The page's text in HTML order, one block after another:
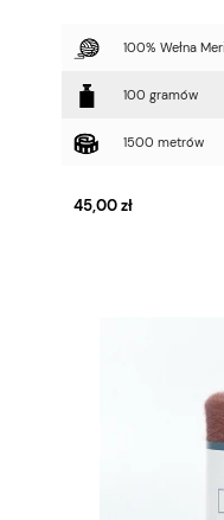
100% Wełna
100 gramów
1500 metrów
45,00 zł